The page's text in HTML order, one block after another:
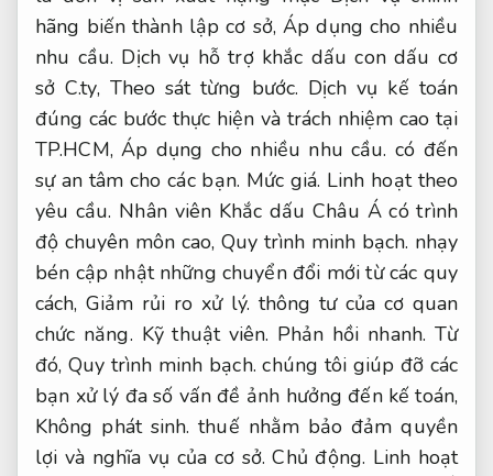
hãng biến thành lập cơ sở,Áp dụng cho nhiều
nhu cầu. Dịch vụ hỗ trợ khắc dấu con dấu cơ
sở C.ty, Theo sát từng bước. Dịch vụ kế toán
đúng các bước thực hiện và trách nhiệm cao tại
TP.HCM,Áp dụng cho nhiều nhu cầu. có đến
sự an tâm cho các bạn. Mức giá. Linh hoạt theo
yêu cầu. Nhân viên Khắc dấu Châu Á có trình
độ chuyên môn cao, Quy trình minh bạch. nhạy
bén cập nhật những chuyển đổi mới từ các quy
cách,Giảm rủi ro xử lý. thông tư của cơ quan
chức năng. Kỹ thuật viên. Phản hồi nhanh. Từ
đó, Quy trình minh bạch. chúng tôi giúp đỡ các
bạn xử lý đa số vấn đề ảnh hưởng đến kế toán,
Không phát sinh. thuế nhằm bảo đảm quyền
lợi và nghĩa vụ của cơ sở.Chủ động. Linh hoạt